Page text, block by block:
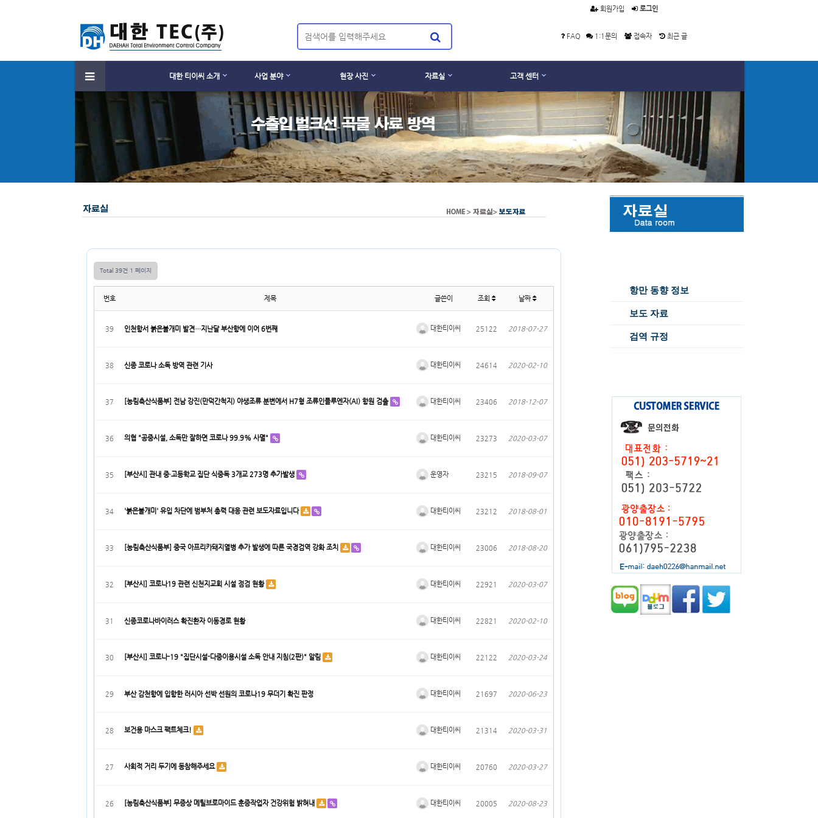
회원가입 로그인
FAQ 1:1문의 접속자 최근 글
대한 티이씨 소개 사업 분야 현장 사진 자료실 고객 센터
Total 39건 1 페이지
번호 제목 글쓴이 조회 날짜
39 인천항서 붉은불개미 발견…지난달 부산항에 이어 6번째 대한티이씨 25122 2018-07-27
38 신종 코로나 소독 방역 관련 기사 대한티이씨 24614 2020-02-10
37 [농림축산식품부] 전남 강진(만덕간척지) 야생조류 분변에서 H7형 조류인플루엔자(AI) 항원 검출 대한티이씨 23406 2018-12-07
36 의협 "공중시설, 소독만 잘하면 코로나 99.9% 사멸" 대한티이씨 23273 2020-03-07
35 [부산시] 관내 중·고등학교 집단 식중독 3개교 273명 추가발생 운영자 23215 2018-09-07
34 '붉은불개미' 유입 차단에 범부처 총력 대응 관련 보도자료입니다 대한티이씨 23212 2018-08-01
33 [농림축산식품부] 중국 아프리카돼지열병 추가 발생에 따른 국경검역 강화 조치 대한티이씨 23006 2018-08-20
32 [부산시] 코로나19 관련 신천지교회 시설 점검 현황 대한티이씨 22921 2020-03-07
31 신종코로나바이러스 확진환자 이동경로 현황 대한티이씨 22821 2020-02-10
30 [부산시] 코로나-19 "집단시설-다중이용시설 소독 안내 지침(2판)" 알림 대한티이씨 22122 2020-03-24
29 부산 감천항에 입항한 러시아 선박 선원의 코로나19 무더기 확진 판정 대한티이씨 21697 2020-06-23
28 보건용 마스크 팩트체크! 대한티이씨 21314 2020-03-31
27 사회적 거리 두기에 동참해주세요 대한티이씨 20760 2020-03-27
26 [농림축산식품부] 무증상 메틸브로마이드 훈증작업자 건강위험 밝혀내 대한티이씨 20005 2020-08-23
항만 동향 정보
보도 자료
검역 규정